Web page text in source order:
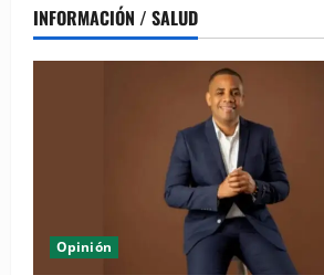
INFORMACIÓN / SALUD
Opinión